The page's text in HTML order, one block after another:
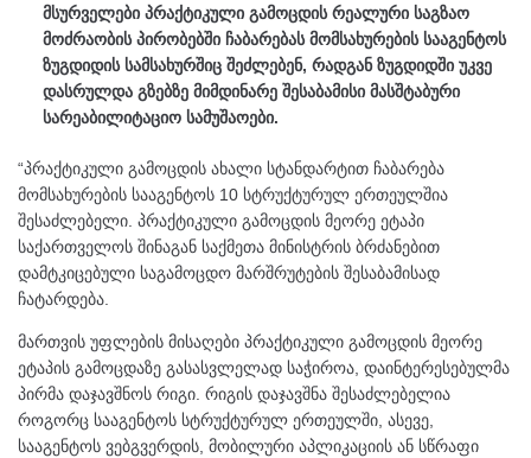
მსურველები პრაქტიკული გამოცდის რეალური საგზაო
მოძრაობის პირობებში ჩაბარებას მომსახურების სააგენტოს
ზუგდიდის სამსახურშიც შეძლებენ, რადგან ზუგდიდში უკვე
დასრულდა გზებზე მიმდინარე შესაბამისი მასშტაბური
სარეაბილიტაციო სამუშაოები.
“პრაქტიკული გამოცდის ახალი სტანდარტით ჩაბარება
მომსახურების სააგენტოს 10 სტრუქტურულ ერთეულშია
შესაძლებელი. პრაქტიკული გამოცდის მეორე ეტაპი
საქართველოს შინაგან საქმეთა მინისტრის ბრძანებით
დამტკიცებული საგამოცდო მარშრუტების შესაბამისად
ჩატარდება.
მართვის უფლების მისაღები პრაქტიკული გამოცდის მეორე
ეტაპის გამოცდაზე გასასვლელად საჭიროა, დაინტერესებულმა
პირმა დაჯავშნოს რიგი. რიგის დაჯავშნა შესაძლებელია
როგორც სააგენტოს სტრუქტურულ ერთეულში, ასევე,
სააგენტოს ვებგვერდის, მობილური აპლიკაციის ან სწრაფი